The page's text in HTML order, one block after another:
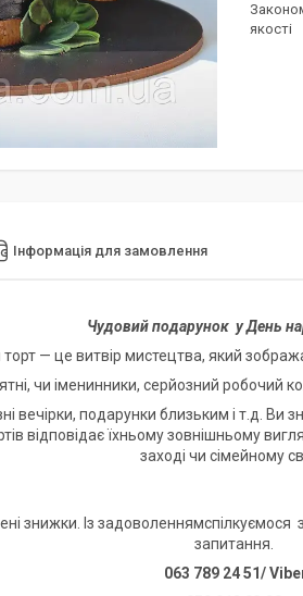
Законом не передбачено повернення та обмін даного товару належної
якості
Інформація для замовлення
Чудовий подарунок у День
— це витвір мистецтва, який
чи іменинники, серйозний робочий
вечірки, подарунки близьким і т.д. Ви
відповідає їхньому зовнішньому
заході чи сімейному
знижки. Із
запитання.
063 789 24 51/